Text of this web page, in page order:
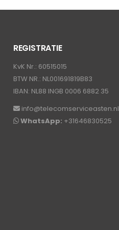
REGISTRATIE
KvK Nr.: 60515015
BTW NR.: NL001691819B83
IBAN: NL88 INGB 0006 6882 35
info@telecomserviceasten.nl
WhatsApp: +31646830525